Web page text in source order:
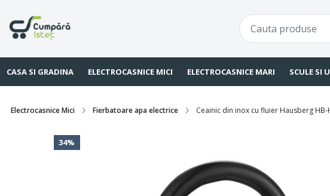
CASA SI GRADINA ELECTROCASNICE MICI ELECTROCASNICE MARI SCULE SI
Electrocasnice Mici Fierbatoare apa electrice Ceainic din inox cu fluier Hausberg
34%